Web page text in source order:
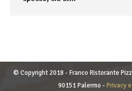
© Copyright 2018 - Franco Ristorante
90151 Palermo - Privacy